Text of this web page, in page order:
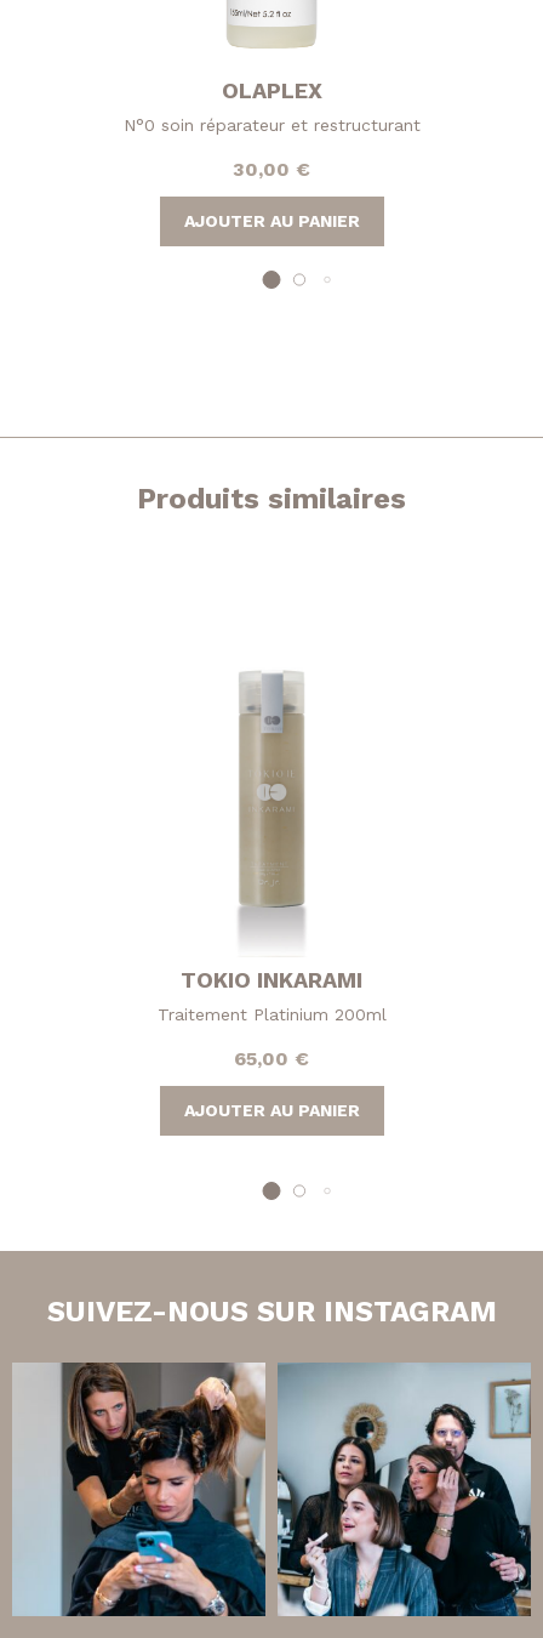
OLAPLEX
N°0 soin réparateur et restructurant
30,00 €
AJOUTER AU PANIER
Produits similaires
TOKIO INKARAMI
Traitement Platinium 200ml
65,00 €
AJOUTER AU PANIER
SUIVEZ-NOUS SUR INSTAGRAM